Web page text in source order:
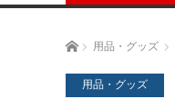
ホーム用品・グッズ
用品・グッズ